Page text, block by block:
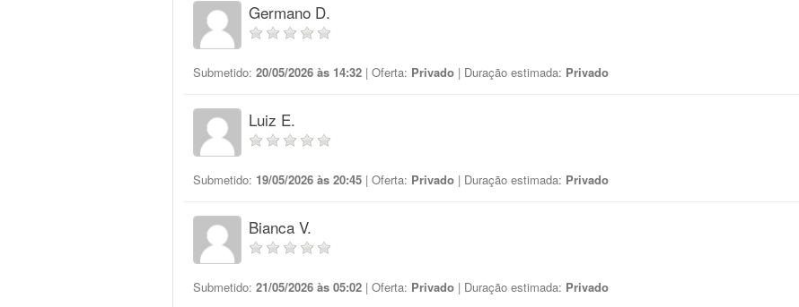
Germano D.
Submetido: 20/05/2026 às 14:32 | Oferta: Privado | Duração estimada: Privado
Luiz E.
Submetido: 19/05/2026 às 20:45 | Oferta: Privado | Duração estimada: Privado
Bianca V.
Submetido: 21/05/2026 às 05:02 | Oferta: Privado | Duração estimada: Privado